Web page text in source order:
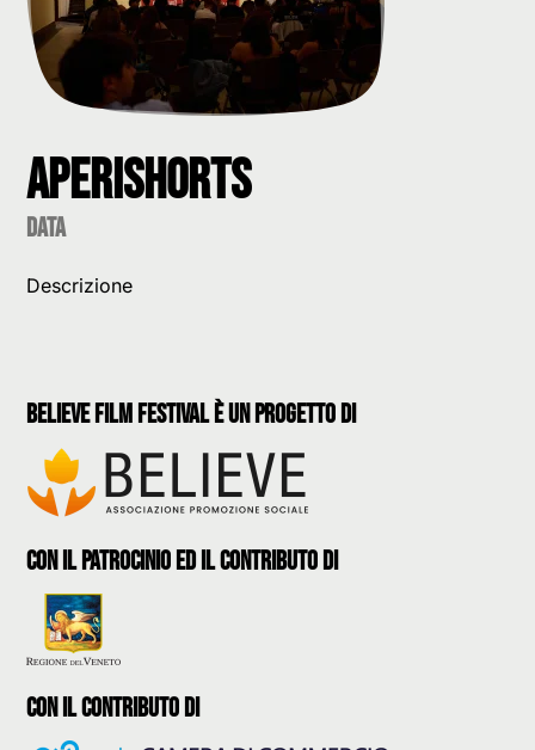
AperiShorts
data
Descrizione
believe film festival è un progetto di
con il patrocinio ed il contributo di
con il contributo di